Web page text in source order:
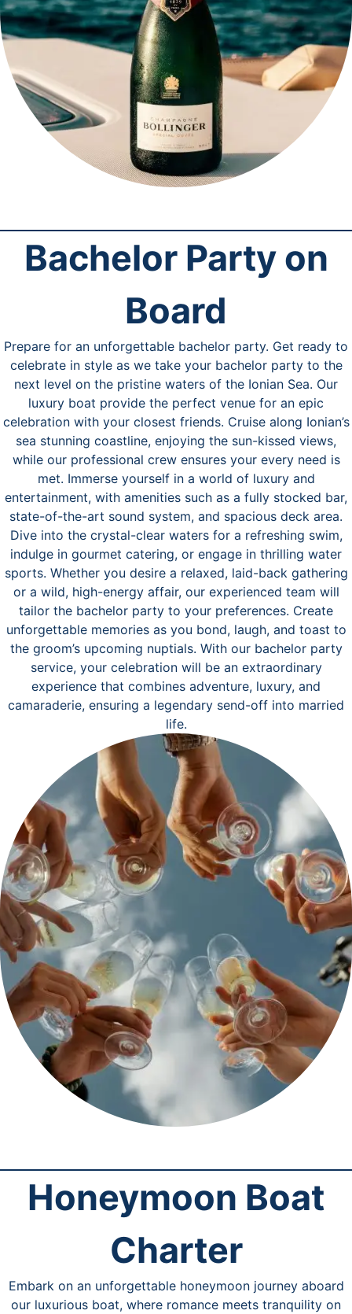
Bachelor Party on
Board
Prepare for an unforgettable bachelor party. Get ready to
celebrate in style as we take your bachelor party to the
next level on the pristine waters of the Ionian Sea. Our
luxury boat provide the perfect venue for an epic
celebration with your closest friends. Cruise along Ionian’s
sea stunning coastline, enjoying the sun-kissed views,
while our professional crew ensures your every need is
met. Immerse yourself in a world of luxury and
entertainment, with amenities such as a fully stocked bar,
state-of-the-art sound system, and spacious deck area.
Dive into the crystal-clear waters for a refreshing swim,
indulge in gourmet catering, or engage in thrilling water
sports. Whether you desire a relaxed, laid-back gathering
or a wild, high-energy affair, our experienced team will
tailor the bachelor party to your preferences. Create
unforgettable memories as you bond, laugh, and toast to
the groom’s upcoming nuptials. With our bachelor party
service, your celebration will be an extraordinary
experience that combines adventure, luxury, and
camaraderie, ensuring a legendary send-off into married
life.
Honeymoon Boat
Charter
Embark on an unforgettable honeymoon journey aboard
our luxurious boat, where romance meets tranquility on